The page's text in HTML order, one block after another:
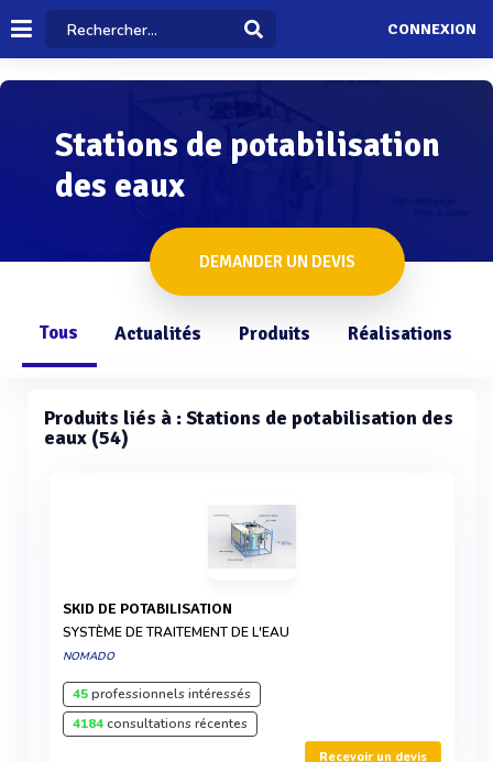
CONNEXION
Stations de potabilisation
des eaux
DEMANDER UN DEVIS
Tous Actualités Produits Réalisations
Produits liés à : Stations de potabilisation des
eaux (54)
SKID DE POTABILISATION
SYSTÈME DE TRAITEMENT DE L'EAU
NOMADO
45professionnels intéressés
4184consultations récentes
Recevoir un devis